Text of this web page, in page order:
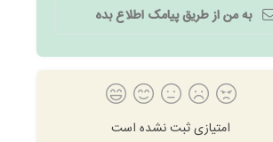
به من از طریق پیامک اطلاع بده
امتیازی ثبت نشده است